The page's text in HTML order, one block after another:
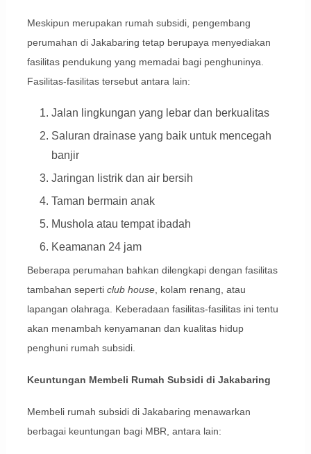
Meskipun merupakan rumah subsidi, pengembang
perumahan di Jakabaring tetap berupaya menyediakan
fasilitas pendukung yang memadai bagi penghuninya.
Fasilitas-fasilitas tersebut antara lain:
Jalan lingkungan yang lebar dan berkualitas
Saluran drainase yang baik untuk mencegah
banjir
Jaringan listrik dan air bersih
Taman bermain anak
Mushola atau tempat ibadah
Keamanan 24 jam
Beberapa perumahan bahkan dilengkapi dengan fasilitas
tambahan seperti club house, kolam renang, atau
lapangan olahraga. Keberadaan fasilitas-fasilitas ini tentu
akan menambah kenyamanan dan kualitas hidup
penghuni rumah subsidi.
Keuntungan Membeli Rumah Subsidi di Jakabaring
Membeli rumah subsidi di Jakabaring menawarkan
berbagai keuntungan bagi MBR, antara lain: